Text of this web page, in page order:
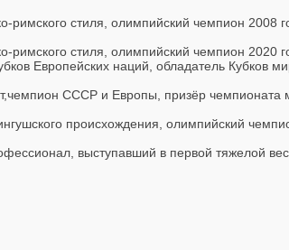
римского стиля, олимпийский чемпион 2008
римского стиля, олимпийский чемпион
Европейских наций, обладатель Кубков
СССР и Европы, призёр чемпионата
происхождения, олимпийский
выступавший в первой тяжелой